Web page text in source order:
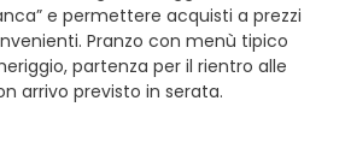
e permettere acquisti a prezzi
Pranzo con menù tipico
partenza per il rientro alle
arrivo previsto in serata.